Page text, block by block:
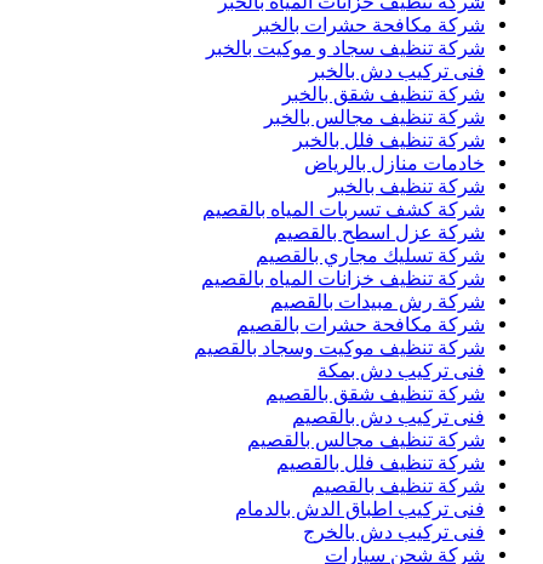
شركة مكافحة حشرات بالخبر
شركة تنظيف سجاد و موكيت بالخبر
فنى تركيب دش بالخبر
شركة تنظيف شقق بالخبر
شركة تنظيف مجالس بالخبر
شركة تنظيف فلل بالخبر
خادمات منازل بالرياض
شركة تنظيف بالخبر
شركة كشف تسربات المياه بالقصيم
شركة عزل اسطح بالقصيم
شركة تسليك مجاري بالقصيم
شركة تنظيف خزانات المياه بالقصيم
شركة رش مبيدات بالقصيم
شركة مكافحة حشرات بالقصيم
شركة تنظيف موكيت وسجاد بالقصيم
فنى تركيب دش بمكة
شركة تنظيف شقق بالقصيم
فنى تركيب دش بالقصيم
شركة تنظيف مجالس بالقصيم
شركة تنظيف فلل بالقصيم
شركة تنظيف بالقصيم
فنى تركيب اطباق الدش بالدمام
فنى تركيب دش بالخرج
شركة شحن سيارات